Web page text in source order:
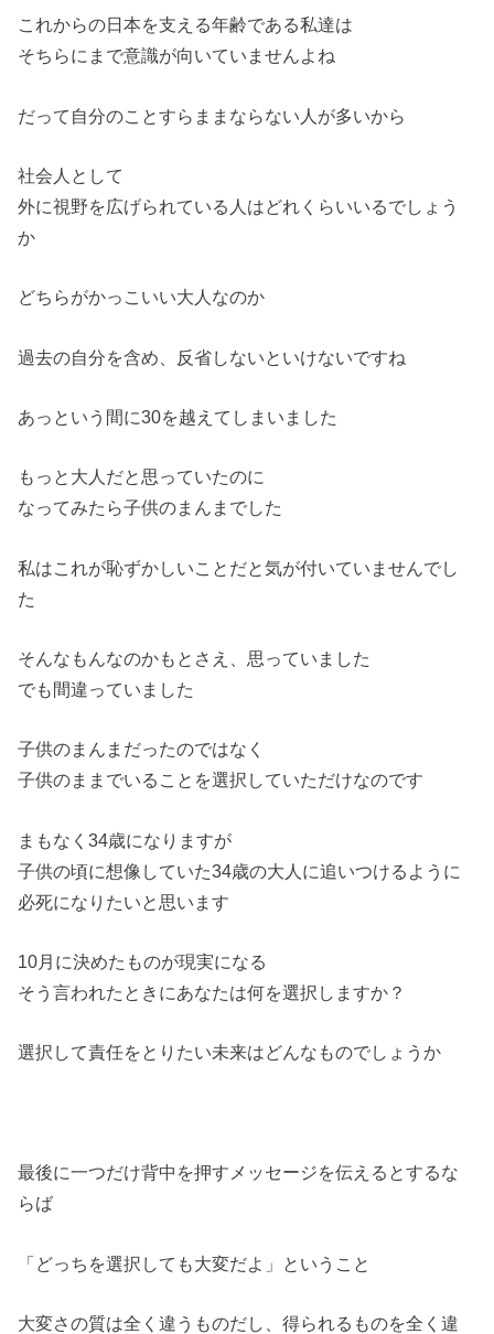
これからの日本を支える年齢である私達は
そちらにまで意識が向いていませんよね
だって自分のことすらままならない人が多いから
社会人として
外に視野を広げられている人はどれくらいいるでしょう
か
どちらがかっこいい大人なのか
過去の自分を含め、反省しないといけないですね
あっという間に30を越えてしまいました
もっと大人だと思っていたのに
なってみたら子供のまんまでした
私はこれが恥ずかしいことだと気が付いていませんでし
た
そんなもんなのかもとさえ、思っていました
でも間違っていました
子供のまんまだったのではなく
子供のままでいることを選択していただけなのです
まもなく34歳になりますが
子供の頃に想像していた34歳の大人に追いつけるように
必死にな りたいと思います
10月に決めたものが現実になる
そう言われたときにあなたは何を選択しますか？
選択して責任をとりたい未来はどんなものでしょうか
最後に一つだけ背中を押すメッセージを伝えるとするな
らば
「どっちを選択しても大変だよ」ということ
大変さの質は全く違うものだし、得られるものを全く違